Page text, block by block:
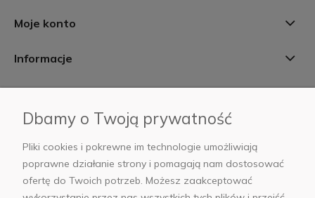
Moje konto
Informacje
AB Foto
Dbamy o Twoją prywatność
Pliki cookies i pokrewne im technologie umożliwiają
poprawne działanie strony i pomagają nam dostosować
ofertę do Twoich potrzeb. Możesz zaakceptować